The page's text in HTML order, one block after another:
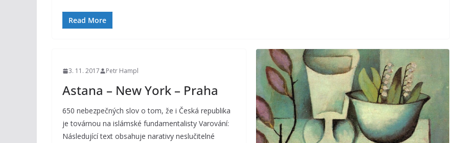
Read More
3. 11. 2017 Petr Hampl
Astana – New York – Praha
650 nebezpečných slov o tom, že i Česká republika
je továrnou na islámské fundamentalisty Varování:
Následující text obsahuje narativy neslučitelné